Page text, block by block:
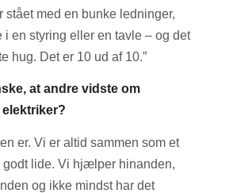
stået med en bunke ledninger,
i en styring eller en tavle – og det
hug. Det er 10 ud af 10.”
at andre vidste om
er. Vi er altid sammen som et
godt lide. Vi hjælper hinanden,
og ikke mindst har det